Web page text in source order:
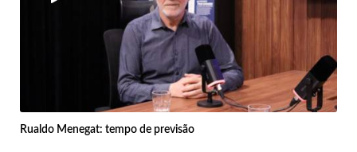
Rualdo Menegat: tempo de previsão